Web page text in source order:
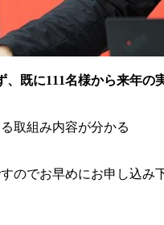
既に111名様から来年
取組み内容が分かる
のでお早めにお申し込み